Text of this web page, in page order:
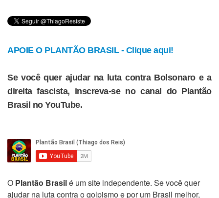
APOIE O PLANTÃO BRASIL - Clique aqui!
Se você quer ajudar na luta contra Bolsonaro e a
direita fascista, inscreva-se no canal do Plantão
Brasil no YouTube.
O Plantão Brasilé um site independente. Se você quer
ajudar na luta contra o golpismo e por um Brasil melhor,